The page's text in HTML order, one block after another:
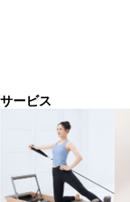
サービス